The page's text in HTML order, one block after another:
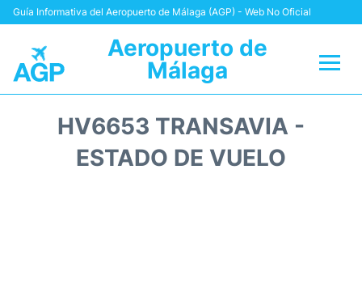
Guía Informativa del Aeropuerto de Málaga (AGP) - Web No Oficial
Aeropuerto de
Málaga
HV6653 TRANSAVIA -
ESTADO DE VUELO